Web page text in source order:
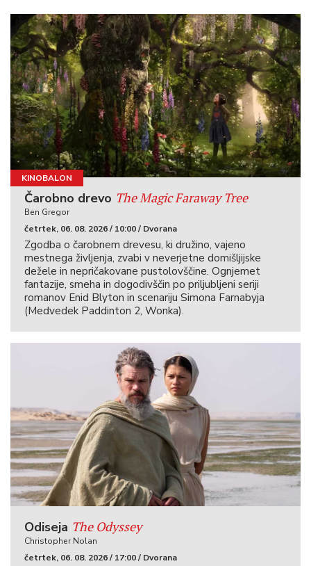
KINOBALON
Čarobno drevo The Magic Faraway Tree
Ben Gregor
četrtek, 06. 08. 2026 / 10:00 / Dvorana
Zgodba o čarobnem drevesu, ki družino, vajeno
mestnega življenja, zvabi v neverjetne domišljijske
dežele in nepričakovane pustolovščine. Ognjemet
fantazije, smeha in dogodivščin po priljubljeni seriji
romanov Enid Blyton in scenariju Simona Farnabyja
(Medvedek Paddinton 2, Wonka).
Odiseja The Odyssey
Christopher Nolan
četrtek, 06. 08. 2026 / 17:00 / Dvorana